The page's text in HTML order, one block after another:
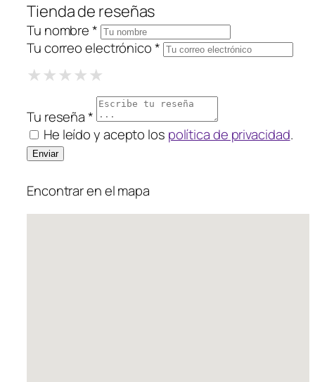
Tienda de reseñas
Tu nombre *
Tu correo electrónico *
★1 Star
★★2 Stars
★★★3 Stars
★★★★4 Stars
★★★★★
Tu reseña *
He leído y acepto los política de privacidad.
Encontrar en el mapa